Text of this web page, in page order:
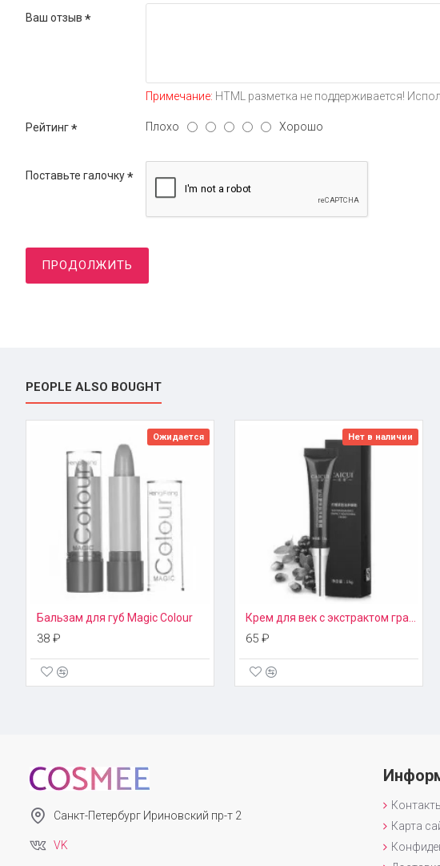
Ваш отзыв
Примечание: HTML разметка не поддерживается!
Рейтинг Плохо Хорошо
Поставьте галочку
ПРОДОЛЖИТЬ
PEOPLE ALSO BOUGHT
Ожидается
Бальзам для губ Magic Colour
38 ₽
Нет в наличии
65 ₽
Санкт-Петербург Ириновский пр-т 2
VK
Карта